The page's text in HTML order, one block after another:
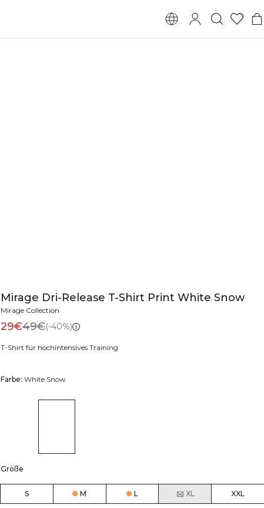
Mirage Dri-Release T-Shirt Print White Snow
Mirage Collection
29€49€(-40%)
T-Shirt für hochintensives Training
Farbe: White Snow
Größe
S M L XL XXL